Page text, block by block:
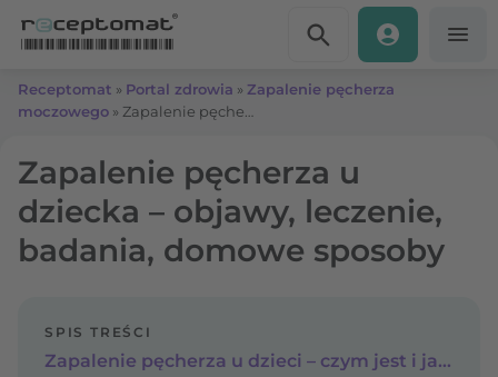
Receptomat » Portal zdrowia » Zapalenie pęcherza
moczowego »
Zapalenie pęcherza u
dziecka – objawy, leczenie,
badania, domowe sposoby
SPIS TREŚCI
Zapalenie pęcherza u dzieci – czym jest i jak do niego dochodzi?